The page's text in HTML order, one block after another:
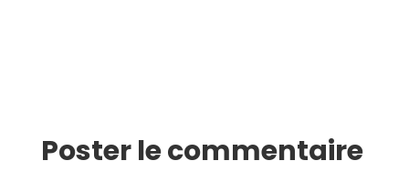
Poster le commentaire